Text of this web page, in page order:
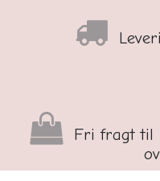
Fri fragt til